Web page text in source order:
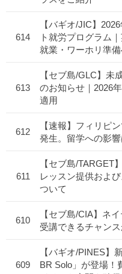
614
【バギオ/JIC】
ト就労プログラム
就業・ワーホリ準備
613
【セブ島/GLC】未
のお知らせ｜2026
適用
612
【速報】フィリピ
発生。留学への影響
611
【セブ島/TARGET
レッスン提供およ
ついて
610
【セブ島/CIA】ネ
受講できるチャン
609
【バギオ/PINES】
BR Solo」が登場！